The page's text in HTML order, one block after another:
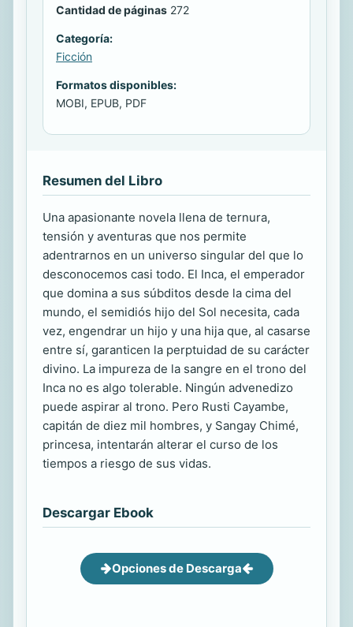
Cantidad de páginas 272
Categoría:
Ficción
Formatos disponibles:
MOBI, EPUB, PDF
Resumen del Libro
Una apasionante novela llena de ternura,
tensión y aventuras que nos permite
adentrarnos en un universo singular del que lo
desconocemos casi todo. El Inca, el emperador
que domina a sus súbditos desde la cima del
mundo, el semidiós hijo del Sol necesita, cada
vez, engendrar un hijo y una hija que, al casarse
entre sí, garanticen la perptuidad de su carácter
divino. La impureza de la sangre en el trono del
Inca no es algo tolerable. Ningún advenedizo
puede aspirar al trono. Pero Rusti Cayambe,
capitán de diez mil hombres, y Sangay Chimé,
princesa, intentarán alterar el curso de los
tiempos a riesgo de sus vidas.
Descargar Ebook
Opciones de Descarga